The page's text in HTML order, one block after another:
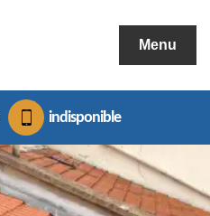
Menu
indisponible